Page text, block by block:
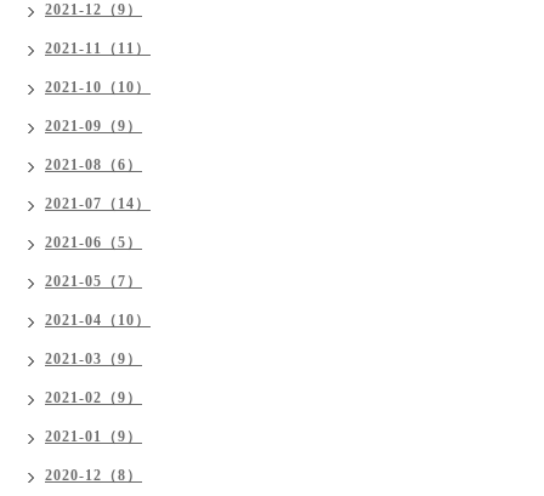
2021-12（9）
2021-11（11）
2021-10（10）
2021-09（9）
2021-08（6）
2021-07（14）
2021-06（5）
2021-05（7）
2021-04（10）
2021-03（9）
2021-02（9）
2021-01（9）
2020-12（8）